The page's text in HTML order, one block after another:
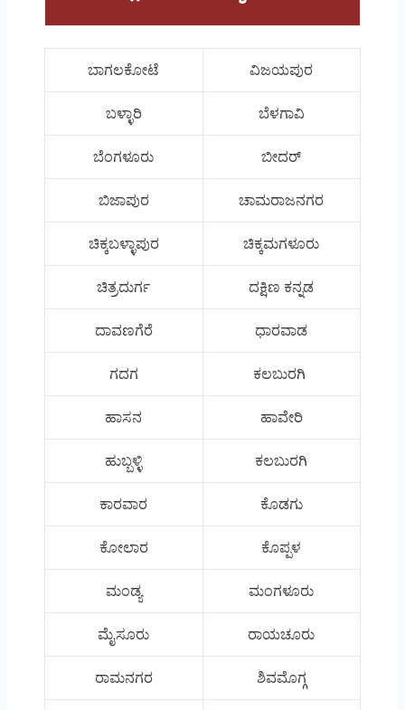
ಬಾಗಲಕೋಟೆ ವಿಜಯಪುರ
ಬಳ್ಳಾರಿ ಬೆಳಗಾವಿ
ಬೆಂಗಳೂರು ಬೀದರ್
ಬಿಜಾಪುರ ಚಾಮರಾಜನಗರ
ಚಿಕ್ಕಬಳ್ಳಾಪುರ ಚಿಕ್ಕಮಗಳೂರು
ಚಿತ್ರದುರ್ಗ ದಕ್ಷಿಣ ಕನ್ನಡ
ದಾವಣಗೆರೆ ಧಾರವಾಡ
ಗದಗ ಕಲಬುರಗಿ
ಹಾಸನ ಹಾವೇರಿ
ಹುಬ್ಬಳ್ಳಿ ಕಲಬುರಗಿ
ಕಾರವಾರ ಕೊಡಗು
ಕೋಲಾರ ಕೊಪ್ಪಳ
ಮಂಡ್ಯ ಮಂಗಳೂರು
ಮೈಸೂರು ರಾಯಚೂರು
ರಾಮನಗರ ಶಿವಮೊಗ್ಗ